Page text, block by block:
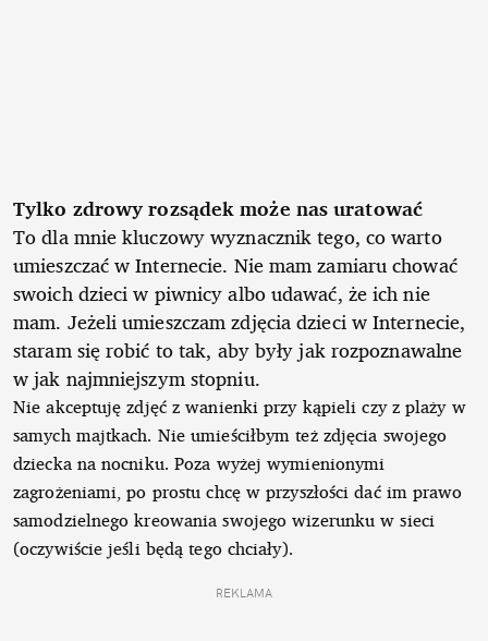
Tylko zdrowy rozsądek może nas uratować
To dla mnie kluczowy wyznacznik tego, co warto
umieszczać w Internecie. Nie mam zamiaru chować
swoich dzieci w piwnicy albo udawać, że ich nie
mam. Jeżeli umieszczam zdjęcia dzieci w Internecie,
staram się robić to tak, aby były jak rozpoznawalne
w jak najmniejszym stopniu.
Nie akceptuję zdjęć z wanienki przy kąpieli czy z plaży w
samych majtkach. Nie umieściłbym też zdjęcia swojego
dziecka na nocniku. Poza wyżej wymienionymi
zagrożeniami, po prostu chcę w przyszłości dać im prawo
samodzielnego kreowania swojego wizerunku w sieci
(oczywiście jeśli będą tego chciały).
REKLAMA